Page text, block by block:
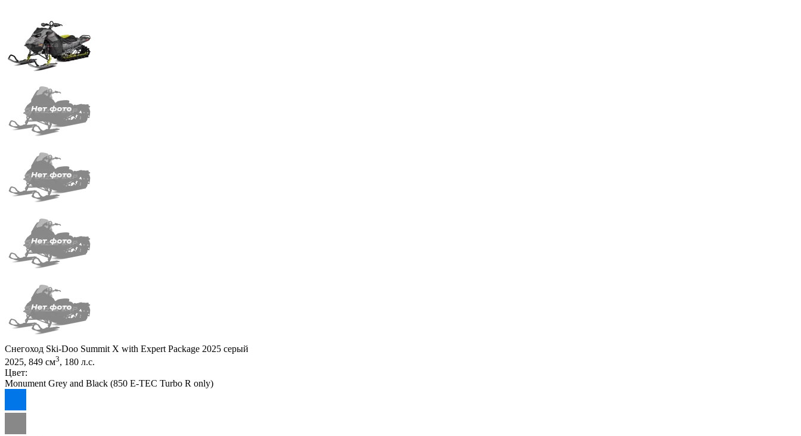
Снегоход Ski-Doo Summit X with Expert Package 2025 серый
2025, 849 см3, 180 л.с.
Цвет:
Monument Grey and Black (850 E-TEC Turbo R only)